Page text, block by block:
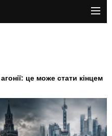
це може стати кінцем